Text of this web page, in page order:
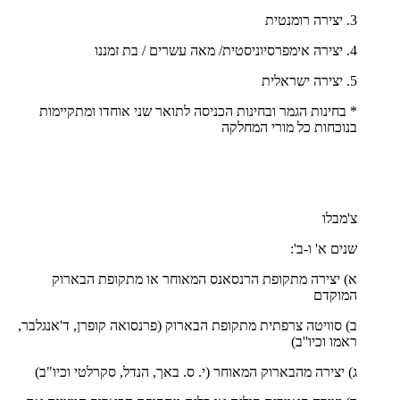
3. יצירה רומנטית
4. יצירה אימפרסיוניסטית/ מאה עשרים / בת זמננו
5. יצירה ישראלית
* בחינות הגמר ובחינות הכניסה לתואר שני אוחדו ומתקיימות
בנוכחות כל מורי המחלקה
צ'מבלו
שנים א' ו-ב':
א) יצירה מתקופת הרנסאנס המאוחר או מתקופת הבארוק
המוקדם
ב) סוויטה צרפתית מתקופת הבארוק (פרנסואה קופרן, ד'אנגלבר,
ראמו וכיו''ב)
ג) יצירה מהבארוק המאוחר (י. ס. באך, הנדל, סקרלטי וכיו"ב)